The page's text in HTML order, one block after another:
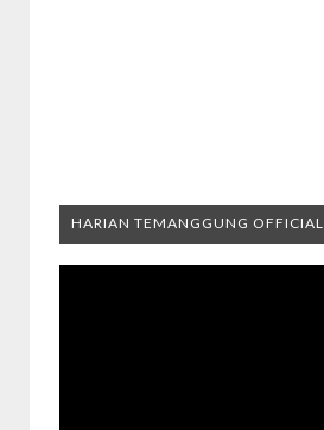
HARIAN TEMANGGUNG OFFICIAL